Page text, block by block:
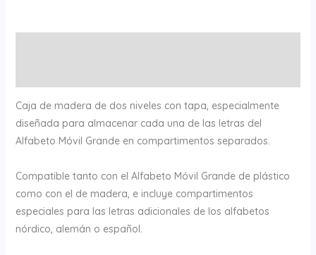
Caja de madera de dos niveles con tapa, especialmente
diseñada para almacenar cada una de las letras del
Alfabeto Móvil Grande en compartimentos separados.
Compatible tanto con el Alfabeto Móvil Grande de plástico
como con el de madera, e incluye compartimentos
especiales para las letras adicionales de los alfabetos
nórdico, alemán o español.